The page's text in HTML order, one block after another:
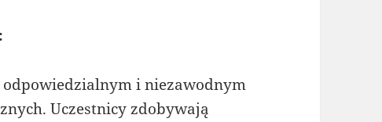
odpowiedzialnym i niezawodnym
Uczestnicy zdobywają